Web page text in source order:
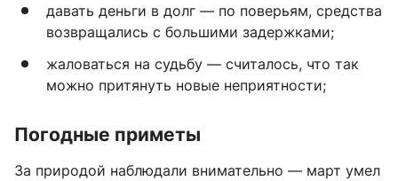
давать деньги в долг — по поверьям, средства
возвращались с большими задержками;
жаловаться на судьбу — считалось, что так
можно притянуть новые неприятности;
Погодные приметы
За природой наблюдали внимательно — март умел